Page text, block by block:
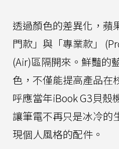
透過顏色的差異化，蘋
門款」與「專業款」
(Air)區隔開來。鮮豔的
色，不僅能提高產品在
呼應當年iBook G3貝殼
讓筆電不再只是冰冷的
現個人風格的配件。